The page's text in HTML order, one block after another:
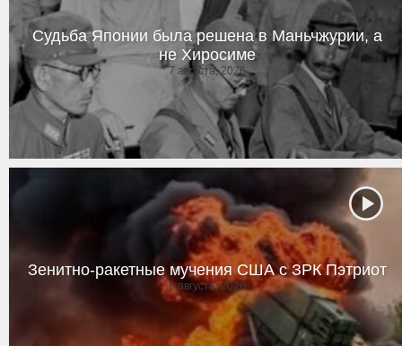
Судьба Японии была решена в Маньчжурии, а
не Хиросиме
7 августа, 2026
Зенитно-ракетные мучения США с ЗРК Пэтриот
6 августа, 2026